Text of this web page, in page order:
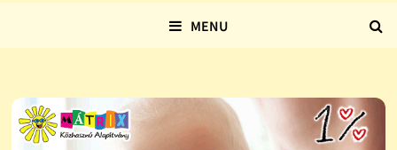
MENU